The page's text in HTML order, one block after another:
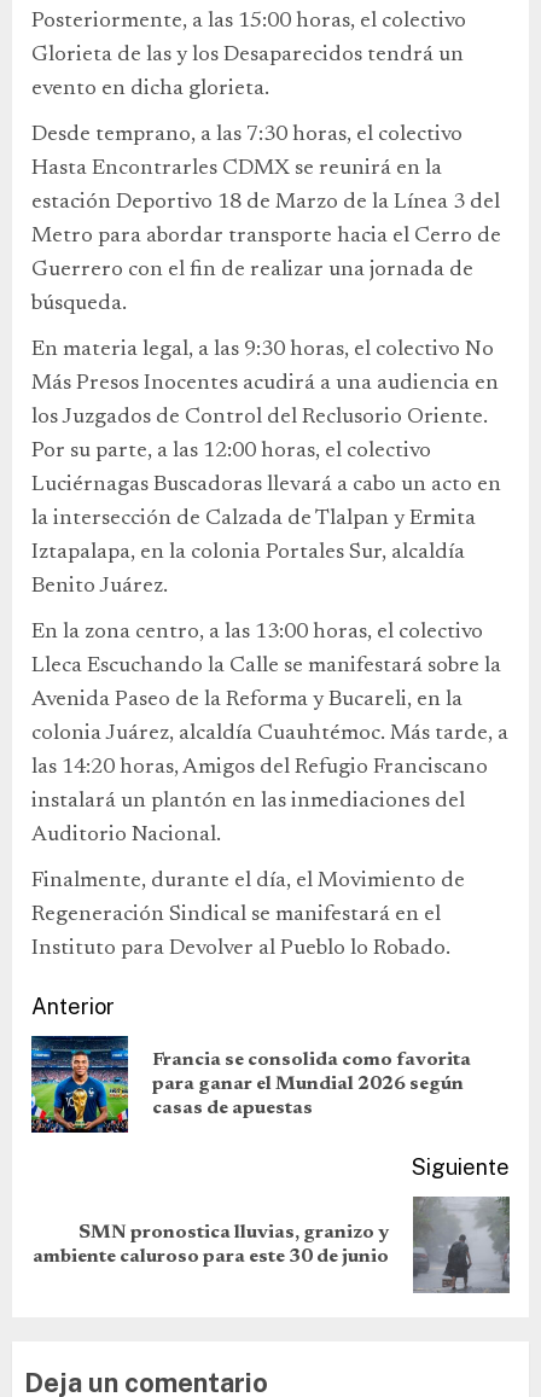
Posteriormente, a las 15:00 horas, el colectivo
Glorieta de las y los Desaparecidos tendrá un
evento en dicha glorieta.
Desde temprano, a las 7:30 horas, el colectivo
Hasta Encontrarles CDMX se reunirá en la
estación Deportivo 18 de Marzo de la Línea 3 del
Metro para abordar transporte hacia el Cerro de
Guerrero con el fin de realizar una jornada de
búsqueda.
En materia legal, a las 9:30 horas, el colectivo No
Más Presos Inocentes acudirá a una audiencia en
los Juzgados de Control del Reclusorio Oriente.
Por su parte, a las 12:00 horas, el colectivo
Luciérnagas Buscadoras llevará a cabo un acto en
la intersección de Calzada de Tlalpan y Ermita
Iztapalapa, en la colonia Portales Sur, alcaldía
Benito Juárez.
En la zona centro, a las 13:00 horas, el colectivo
Lleca Escuchando la Calle se manifestará sobre la
Avenida Paseo de la Reforma y Bucareli, en la
colonia Juárez, alcaldía Cuauhtémoc. Más tarde, a
las 14:20 horas, Amigos del Refugio Franciscano
instalará un plantón en las inmediaciones del
Auditorio Nacional.
Finalmente, durante el día, el Movimiento de
Regeneración Sindical se manifestará en el
Instituto para Devolver al Pueblo lo Robado.
Anterior
Francia se consolida como favorita
para ganar el Mundial 2026 según
casas de apuestas
Siguiente
SMN pronostica lluvias, granizo y
ambiente caluroso para este 30 de junio
Deja un comentario